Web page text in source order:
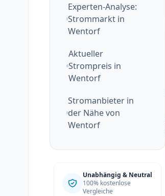
Experten-Analyse:
Strommarkt in
Wentorf
Aktueller
Strompreis in
Wentorf
Stromanbieter in
der Nähe von
Wentorf
Unabhängig & Neutral
100% kostenlose
Vergleiche